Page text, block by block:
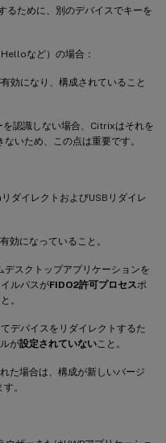
るために、別のデバイスでキーを
など）の場合：
効になり、構成されていること
認識しない場合、Citrixはそれを
いため、この点は重要です。
ダイレクトおよびUSBリダイレ
効になっていること。
スクトップアプリケーションを
ルパスがFIDO2許可プロセスポ
。
デバイスをリダイレクトするた
が設定されていない こと。
た場合は、構成が新しいバージ
。